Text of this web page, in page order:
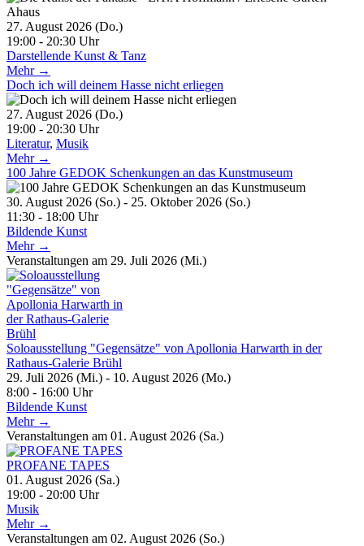
27. August 2026 (Do.)
19:00 - 20:30 Uhr
Darstellende Kunst & Tanz
Mehr →
Doch ich will deinem Hasse nicht erliegen
27. August 2026 (Do.)
19:00 - 20:30 Uhr
Literatur, Musik
Mehr →
100 Jahre GEDOK Schenkungen an das Kunstmuseum
30. August 2026 (So.) - 25. Oktober 2026 (So.)
11:30 - 18:00 Uhr
Bildende Kunst
Mehr →
Veranstaltungen am 29. Juli 2026 (Mi.)
Soloausstellung "Gegensätze" von Apollonia Harwarth in der
Rathaus-Galerie Brühl
29. Juli 2026 (Mi.) - 10. August 2026 (Mo.)
8:00 - 16:00 Uhr
Bildende Kunst
Mehr →
Veranstaltungen am 01. August 2026 (Sa.)
PROFANE TAPES
01. August 2026 (Sa.)
19:00 - 20:00 Uhr
Musik
Mehr →
Veranstaltungen am 02. August 2026 (So.)